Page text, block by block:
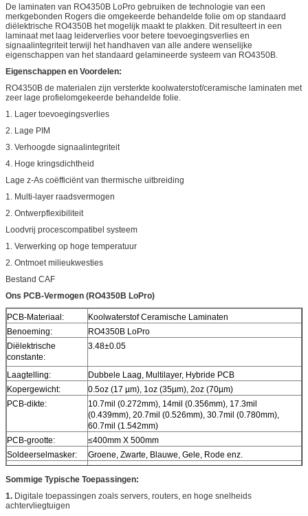
De laminaten van RO4350B LoPro gebruiken de technologie van een
merkgebonden Rogers die omgekeerde behandelde folie om op standaard
diëlektrische RO4350B het mogelijk maakt te plakken. Dit resulteert in een
laminaat met laag leiderverlies voor betere toevoegingsverlies en
signaalintegriteit terwijl het handhaven van alle andere wenselijke
eigenschappen van het standaard gelamineerde systeem van RO4350B.
Eigenschappen en Voordelen:
RO4350B de materialen zijn versterkte koolwaterstof/ceramische laminaten met
zeer lage profielomgekeerde behandelde folie.
1. Lager toevoegingsverlies
2. Lage PIM
3. Verhoogde signaalintegriteit
4. Hoge kringsdichtheid
Lage z-As coëfficiënt van thermische uitbreiding
1. Multi-layer raadsvermogen
2. Ontwerpflexibiliteit
Loodvrij procescompatibel systeem
1. Verwerking op hoge temperatuur
2. Ontmoet milieukwesties
Bestand CAF
Ons PCB-Vermogen (RO4350B LoPro)
PCB-Materiaal:
Koolwaterstof Ceramische Laminaten
Benoeming:
RO4350B LoPro
Diëlektrische
constante:
3.48±0.05
Laagtelling:
Dubbele Laag, Multilayer, Hybride PCB
Kopergewicht:
0.5oz (17 µm), 1oz (35µm), 2oz (70µm)
PCB-dikte:
10.7mil (0.272mm), 14mil (0.356mm), 17.3mil
(0.439mm), 20.7mil (0.526mm), 30.7mil (0.780mm),
60.7mil (1.542mm)
PCB-grootte:
≤400mm X 500mm
Soldeerselmasker:
Groene, Zwarte, Blauwe, Gele, Rode enz.
De oppervlakte
eindigt:
Naakt koper, HASL, ENIG, OSP, Onderdompelingstin
etc….
Sommige Typische Toepassingen:
1. Digitale toepassingen zoals servers, routers, en hoge snelheids
achtervliegtuigen